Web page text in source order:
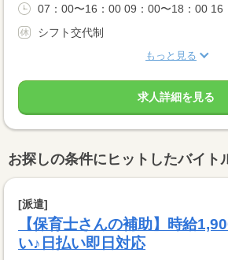
07：00〜16：00 09：00〜18：00 16
シフト交代制
もっと見る
求人詳細を見る
お探しの条件にヒットしたバイト
[派遣]
【保育士さんの補助】時給
い♪日払い即日対応